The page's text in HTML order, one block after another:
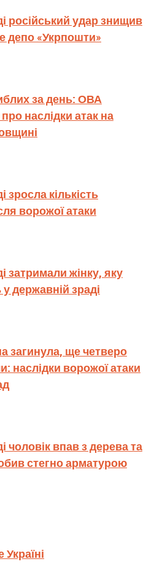
російський удар знищив
депо «Укрпошти»
за день: ОВА
наслідки атак на
зросла кількість
ворожої атаки
затримали жінку, яку
державній зраді
загинула, ще четверо
наслідки ворожої атаки
чоловік впав з дерева та
стегно арматурою